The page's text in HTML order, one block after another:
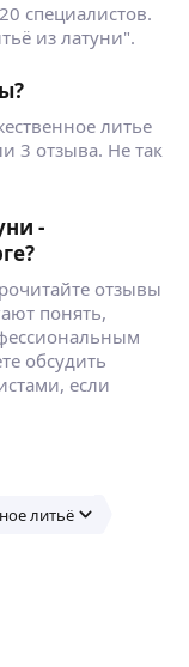
специалистов.
из латуни".
литье
3 отзыва. Не так
-
отзывы
понять,
обсудить
если
литьё